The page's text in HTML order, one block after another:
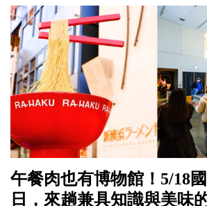
午餐肉也有博物館！5/18
日，來趟兼具知識與美味